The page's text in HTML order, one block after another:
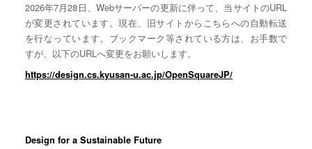
2026年7月28日、Webサーバーの更新に伴って、当サイトのURL
が変更されています。現在、旧サイトからこちらへの自動転送
を行なっています。ブックマーク等されている方は、お手数で
すが、以下のURLへ変更をお願いします。
https://design.cs.kyusan-u.ac.jp/OpenSquareJP/
Design for a Sustainable Future